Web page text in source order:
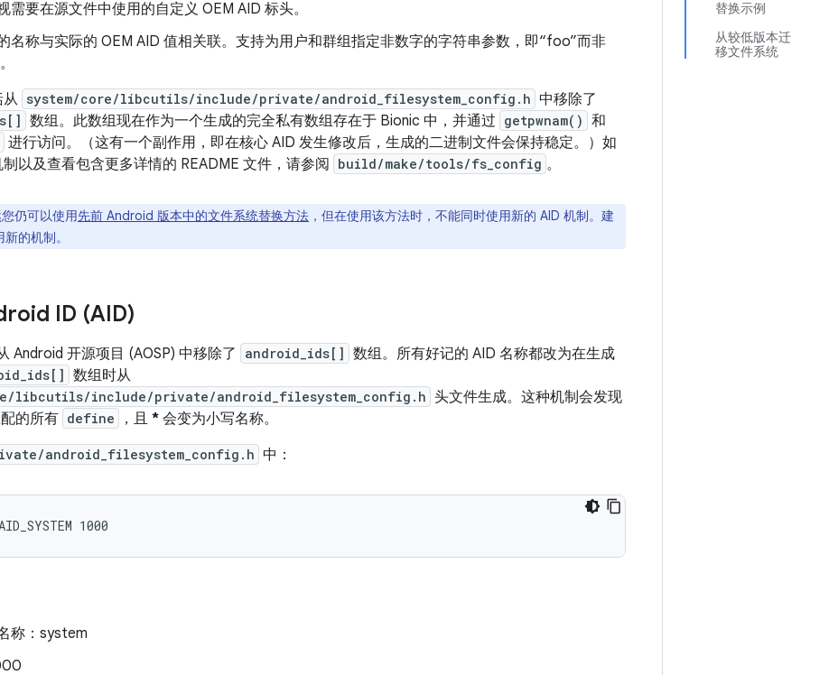
替换示例
从较低版本迁
移文件系统
需要在源文件中使用的自定义 OEM AID 标头。
名称与实际的 OEM AID 值相关联。支持为用户和群组指定非数字的字符串参数，即“foo”而非
从 system/core/libcutils/include/private/android_filesystem_config.h 中移除了
数组。此数组现在作为一个生成的完全私有数组存在于 Bionic 中，并通过 getpwnam() 和
进行访问。（这有一个副作用，即在核心 AID 发生修改后，生成的二进制文件会保持稳定。）如
以及查看包含更多详情的 README 文件，请参阅
build/make/tools/fs_config 。
您仍可以使用先前 Android 版本中的文件系统替换方法 ，但在使用该方法时，不能同时使用新的 AID 机制。建
的机制。
ID (AID)
Android 开源项目 (AOSP) 中移除了 android_ids[] 数组。所有好记的 AID 名称都改为在生成
数组时从
libcutils/include/private/android_filesystem_config.h 头文件生成。这种机制会发现
的所有 define ，且 * 会变为小写名称。
android_filesystem_config.h 中：
1000
称：system